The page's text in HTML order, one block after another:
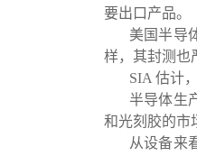
要出口产品。
美国半导
样，其封测也
SIA 估计
半导体生
和光刻胶的市
从设备来